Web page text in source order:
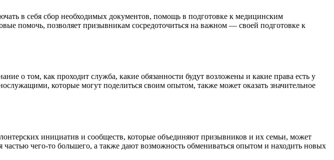
в себя сбор необходимых документов, помощь в подготовке к медицинским
помочь, позволяет призывникам сосредоточиться на важном — своей подготовке к
о том, как проходит служба, какие обязанности будут возложены и какие права есть у
которые могут поделиться своим опытом, также может оказать значительное
инициатив и сообществ, которые объединяют призывников и их семьи, может
чего-то большего, а также дают возможность обмениваться опытом и находить новых